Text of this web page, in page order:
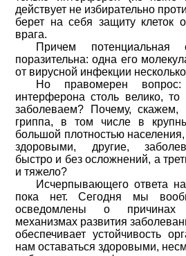
действует не избирательно
берет на себя защиту клеток
врага.
Причем потенциальная
поразительна: одна его
от вирусной инфекции
Но правомерен
интерферона столь велико,
заболеваем? Почему,
гриппа, в том числе в
большой плотностью
здоровыми, другие,
быстро и без осложнений, а
и тяжело?
Исчерпывающего ответа
пока нет. Сегодня мы
осведомлены о причинах
механизмах развития
обеспечивает устойчивость
нам оставаться здоровыми,